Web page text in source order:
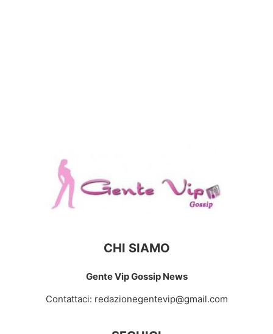
CHI SIAMO
Gente Vip Gossip News
Contattaci: redazionegentevip@gmail.com